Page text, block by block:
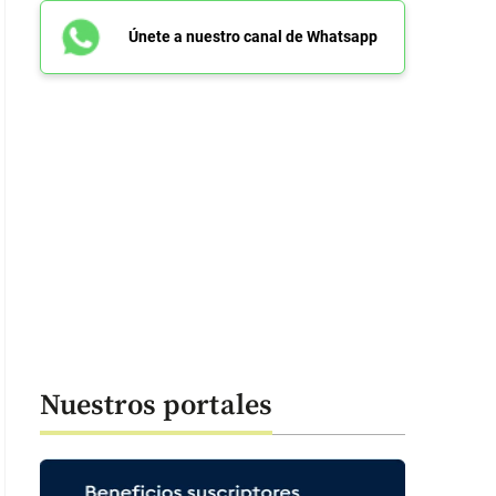
Únete a nuestro canal de Whatsapp
Nuestros portales